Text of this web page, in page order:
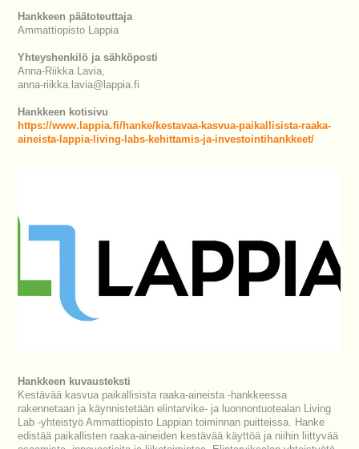
Hankkeen päätoteuttaja
Ammattiopisto Lappia
Yhteyshenkilö ja sähköposti
Anna-Riikka Lavia,
anna-riikka.lavia@lappia.fi
Hankkeen kotisivu
https://www.lappia.fi/hanke/kestavaa-kasvua-paikallisista-raaka-
aineista-lappia-living-labs-kehittamis-ja-investointihankkeet/
Hankkeen kuvausteksti
Kestävää kasvua paikallisista raaka-aineista -hankkeessa
rakennetaan ja käynnistetään elintarvike- ja luonnontuotealan Living
Lab -yhteistyö Ammattiopisto Lappian toiminnan puitteissa. Hanke
edistää paikallisten raaka-aineiden kestävää käyttöä ja niihin liittyvää